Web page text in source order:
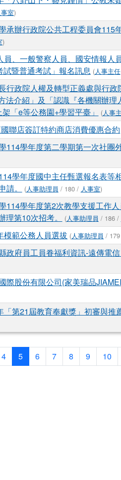
事室)
承辦行政院公共工程委員會115
)
員、一般警察人員、國安情報人
暨普通考試」報名訊息 (人事主任
行政院人權及轉型正義處與行政
法介紹」及「認識『各機關辦理
「e等公務園+學習平臺」
(人事
聯店簽訂特約商店消費優惠合約
114學年度第二學期第一次社團
學年度國中主任甄選報名表等
。
(人事助理員 / 180 / 人事室)
114學年度第2次教學支援工作
第10次招考。
(人事助理員 / 186 /
模範公務人員選拔 (人事助理員 /
政府員工員眷福利資訊-遠傳電信
際股份有限公司(家美瑞品
「第21屆教育奉獻獎」初審與推
4 5(目前頁次)
6 7 8 9 10